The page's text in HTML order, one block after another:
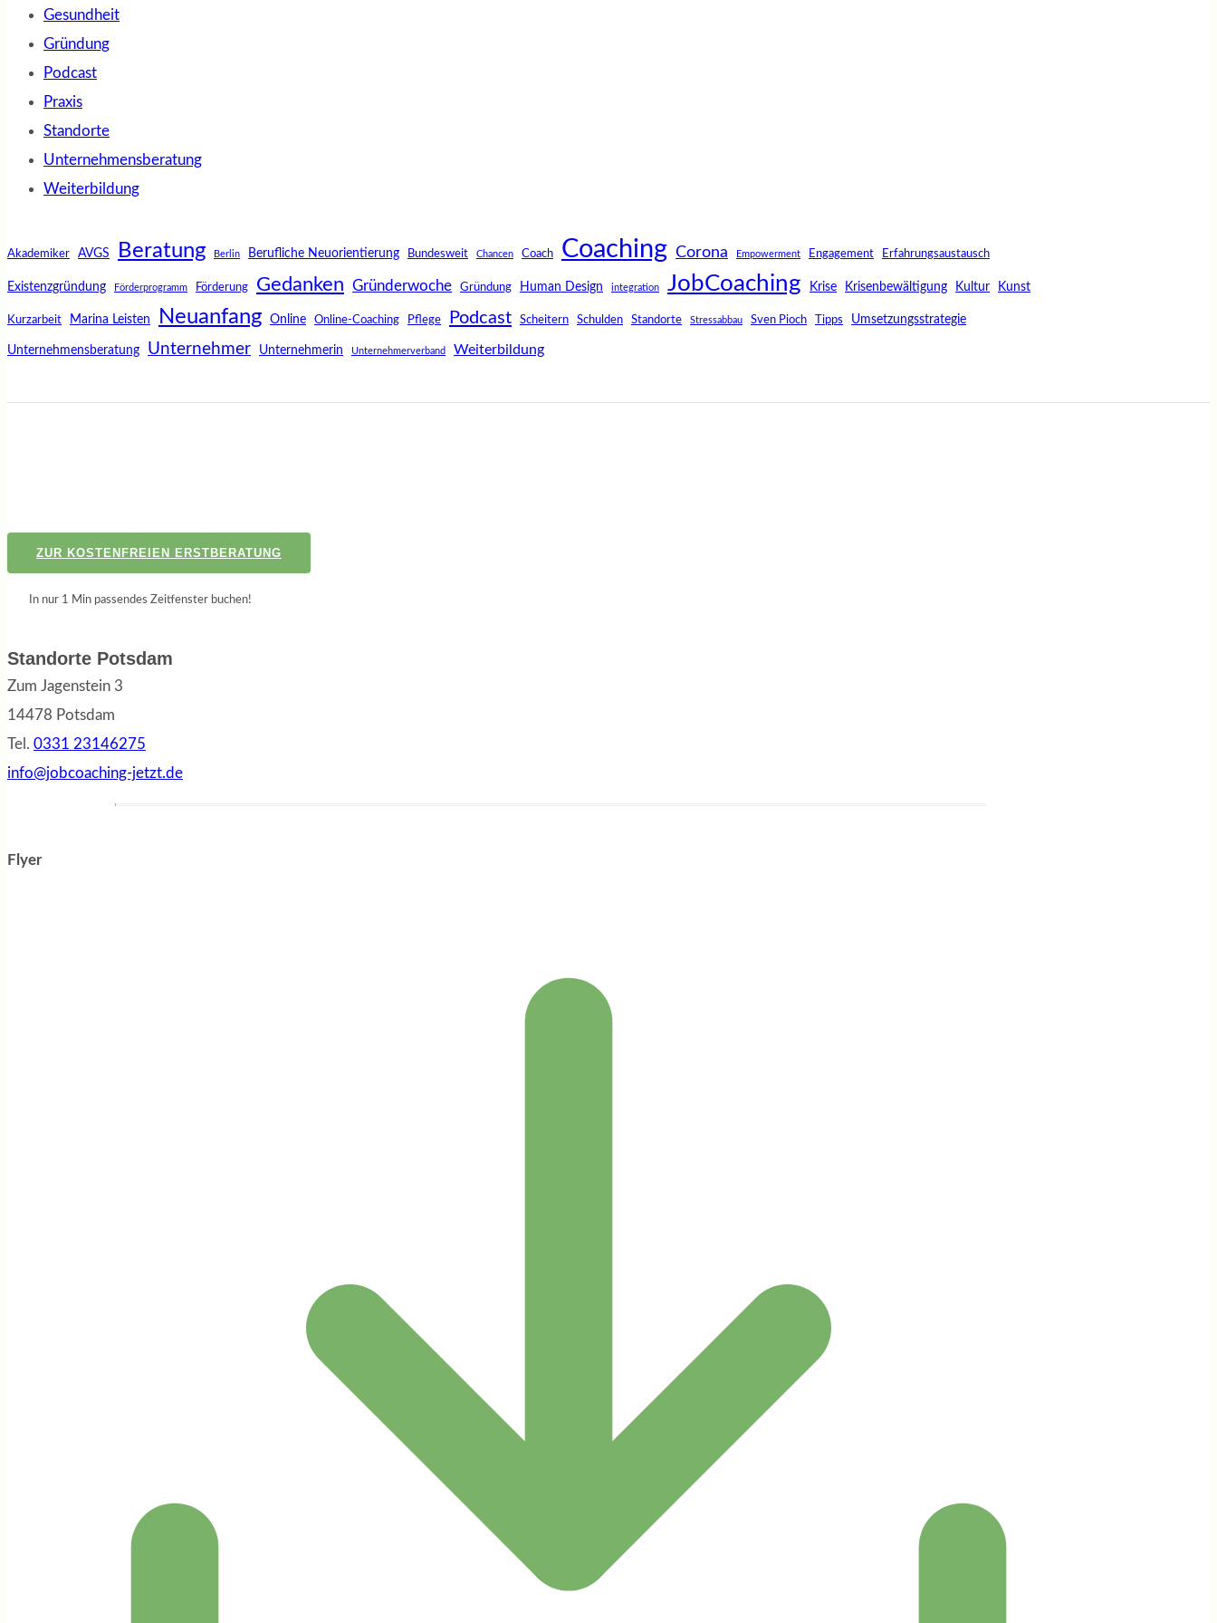
Gesundheit
Gründung
Podcast
Praxis
Standorte
Unternehmensberatung
Weiterbildung
Akademiker AVGS Beratung Berlin Berufliche Neuorientierung Bundesweit Chancen Coach Coaching Corona Empowerment Engagement Erfahrungsaustausch
Existenzgründung Förderprogramm Förderung Gedanken Gründerwoche Gründung Human Design integration JobCoaching Krise Krisenbewältigung Kultur Kunst
Kurzarbeit Marina Leisten Neuanfang Online Online-Coaching Pflege Podcast Scheitern Schulden Standorte Stressabbau Sven Pioch Tipps Umsetzungsstrategie
Unternehmensberatung Unternehmer Unternehmerin Unternehmerverband Weiterbildung
ZUR KOSTENFREIEN ERSTBERATUNG
In nur 1 Min passendes Zeitfenster buchen!
Standorte Potsdam
Zum Jagenstein 3
14478 Potsdam
Tel. 0331 23146275
info@jobcoaching-jetzt.de
Flyer